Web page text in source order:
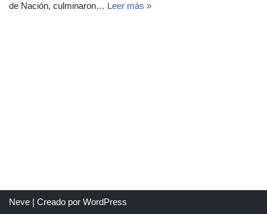
de Nación, culminaron… Leer más »
Neve | Creado por WordPress